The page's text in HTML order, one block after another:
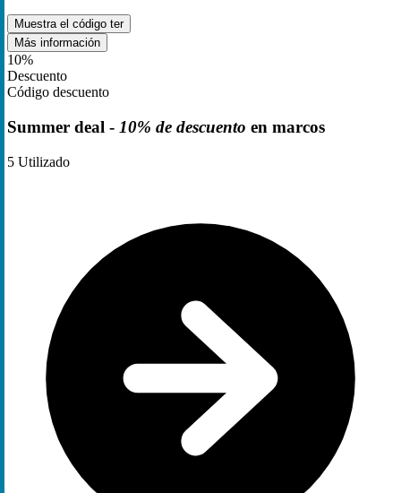
Muestra el código ter
Más información
10%
Descuento
Código descuento
Summer deal - 10% de descuento en marcos
5 Utilizado